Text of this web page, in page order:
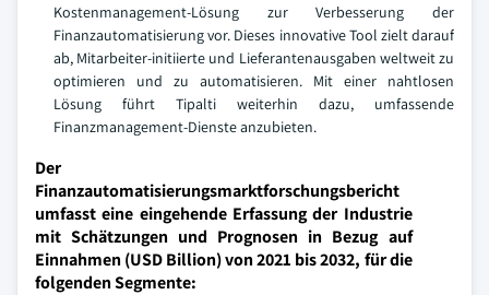
Kostenmanagement-Lösung zur Verbesserung der
Finanzautomatisierung vor. Dieses innovative Tool zielt darauf
ab, Mitarbeiter-initiierte und Lieferantenausgaben weltweit zu
optimieren und zu automatisieren. Mit einer nahtlosen
Lösung führt Tipalti weiterhin dazu, umfassende
Finanzmanagement-Dienste anzubieten.
Der
Finanzautomatisierungsmarktforschungsbericht
umfasst eine eingehende Erfassung der Industrie
mit Schätzungen und Prognosen in Bezug auf
Einnahmen (USD Billion) von 2021 bis 2032, für die
folgenden Segmente: